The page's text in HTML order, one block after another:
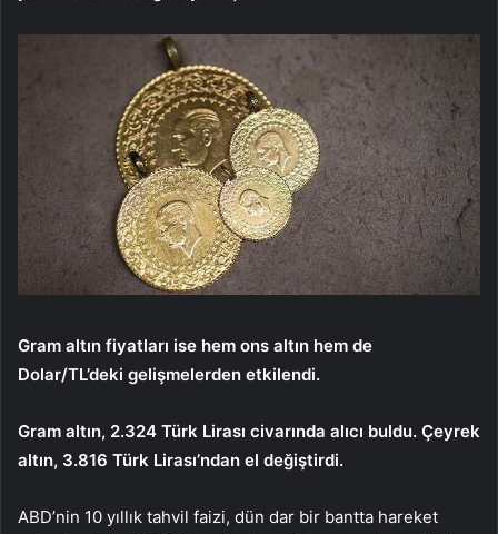
Gram altın fiyatları ise hem ons altın hem de
Dolar/TL’deki gelişmelerden etkilendi.
Gram altın, 2.324 Türk Lirası civarında alıcı buldu. Çeyrek
altın, 3.816 Türk Lirası’ndan el değiştirdi.
ABD’nin 10 yıllık tahvil faizi, dün dar bir bantta hareket